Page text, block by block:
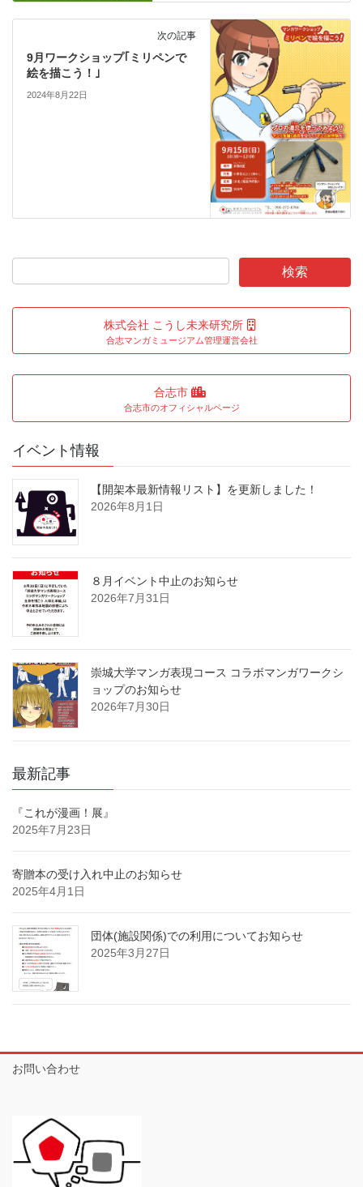
次の記事
9月ワークショップ｢ミリペンで
絵を描こう！｣
2024年8月22日
株式会社 こうし未来研究所
合志マンガミュージアム管理運営会社
合志市
合志市のオフィシャルページ
イベント情報
【開架本最新情報リスト】を更新しました！
2026年8月1日
８月イベント中止のお知らせ
2026年7月31日
崇城大学マンガ表現コース コラボマンガワークシ
ョップのお知らせ
2026年7月30日
最新記事
『これが漫画！展』
2025年7月23日
寄贈本の受け入れ中止のお知らせ
2025年4月1日
団体(施設関係)での利用についてお知らせ
2025年3月27日
お問い合わせ